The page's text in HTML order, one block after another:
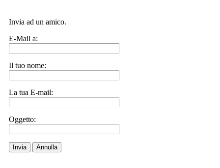
Invia ad un amico.
E-Mail a:
Il tuo nome:
La tua E-mail:
Oggetto:
Invia Annulla